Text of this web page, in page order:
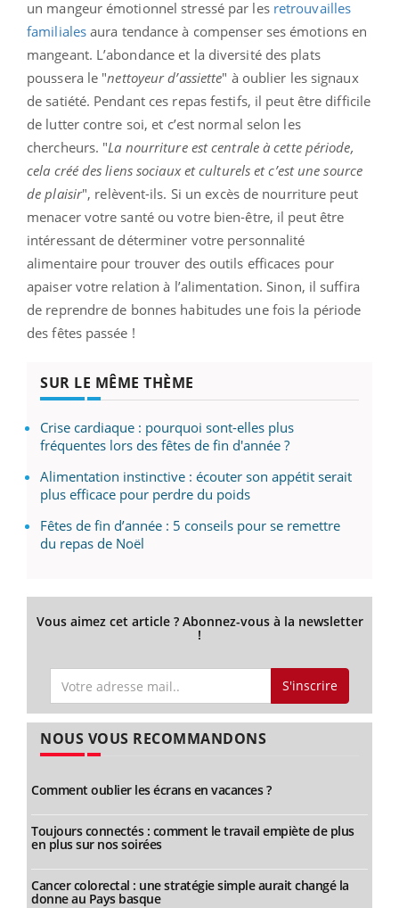
un mangeur émotionnel stressé par les retrouvailles
familiales aura tendance à compenser ses émotions en
mangeant. L’abondance et la diversité des plats
poussera le "nettoyeur d’assiette" à oublier les signaux
de satiété. Pendant ces repas festifs, il peut être difficile
de lutter contre soi, et c’est normal selon les
chercheurs. "La nourriture est centrale à cette période,
cela créé des liens sociaux et culturels et c’est une source
de plaisir", relèvent-ils. Si un excès de nourriture peut
menacer votre santé ou votre bien-être, il peut être
intéressant de déterminer votre personnalité
alimentaire pour trouver des outils efficaces pour
apaiser votre relation à l’alimentation. Sinon, il suffira
de reprendre de bonnes habitudes une fois la période
des fêtes passée !
SUR LE MÊME THÈME
Crise cardiaque : pourquoi sont-elles plus
fréquentes lors des fêtes de fin d'année ?
Alimentation instinctive : écouter son appétit serait
plus efficace pour perdre du poids
Fêtes de fin d’année : 5 conseils pour se remettre
du repas de Noël
Vous aimez cet article ? Abonnez-vous à la newsletter
!
S'inscrire
NOUS VOUS RECOMMANDONS
Comment oublier les écrans en vacances ?
Toujours connectés : comment le travail empiète de plus
en plus sur nos soirées
Cancer colorectal : une stratégie simple aurait changé la
donne au Pays basque